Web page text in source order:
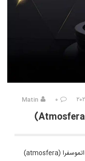
۰ Matin
در این مطلب ما هدفمان معرفی توسعه دهنده اتموسفرا (atmosfera)